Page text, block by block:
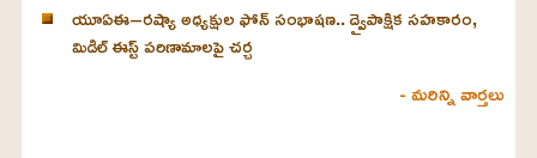
యూఏఈ–రష్యా అధ్యక్షుల ఫోన్ సంభాషణ.. ద్వైపాక్షిక సహకారం,
మిడిల్ ఈస్ట్ పరిణామాలపై చర్చ
- మరిన్ని వార్తలు